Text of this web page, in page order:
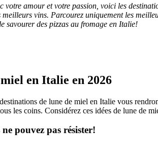
votre amour et votre passion, voici les
vins. Parcourez uniquement les
savourer des pizzas au fromage en Italie!
en Italie en 2026
de lune de miel en Italie vous
les coins. Considérez ces idées de lune de
pouvez pas résister!